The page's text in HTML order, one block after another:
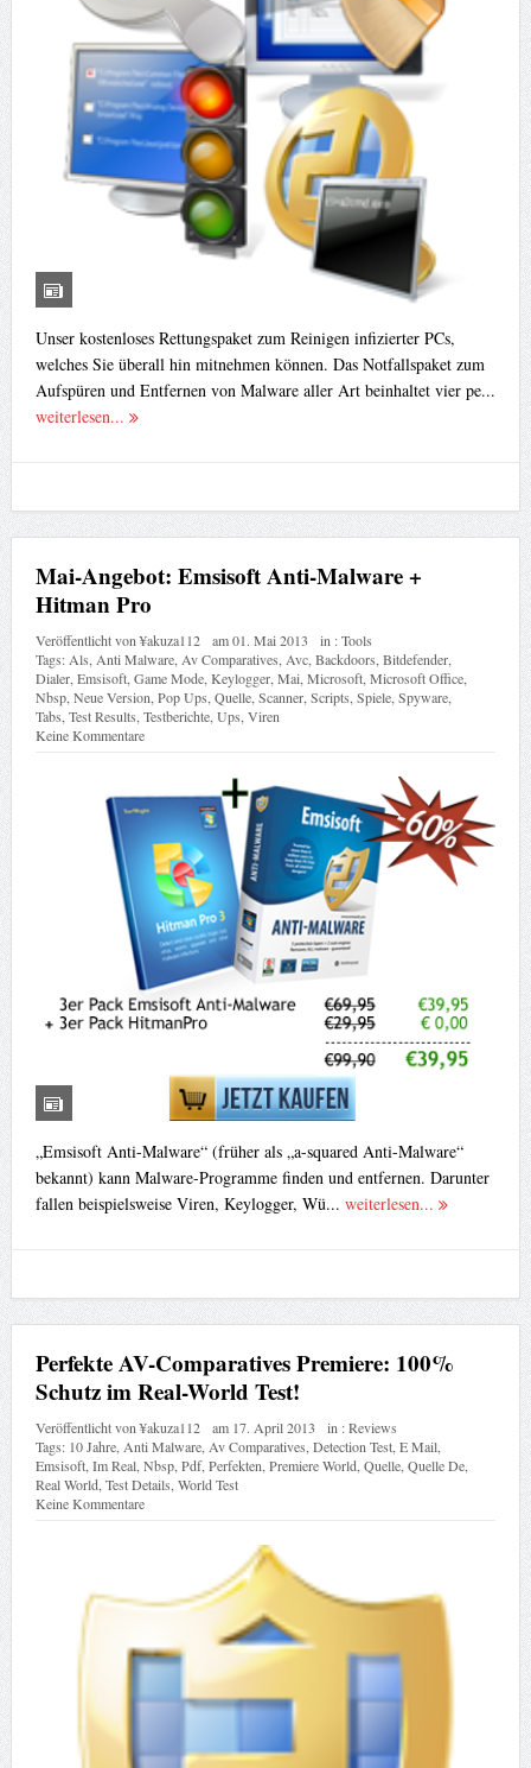
Unser kostenloses Rettungspaket zum Reinigen infizierter PCs,
welches Sie überall hin mitnehmen können. Das Notfallspaket zum
Aufspüren und Entfernen von Malware aller Art beinhaltet vier pe...
weiterlesen...
Mai-Angebot: Emsisoft Anti-Malware +
Hitman Pro
Veröffentlicht von¥akuza112 am01. Mai 2013 in :Tools
Tags: Als Anti Malware, Av Comparatives Avc, Backdoors Bitdefender,
Dialer, Emsisoft, Game Mode, Keylogger, Mai Microsoft, Microsoft Office,
Nbsp, Neue Version Pop Ups Quelle, Scanner, Scripts Spiele, Spyware,
Tabs Test Results Testberichte, Ups Viren
Keine Kommentare
„Emsisoft Anti-Malware“ (früher als „a-squared Anti-Malware“
bekannt) kann Malware-Programme finden und entfernen. Darunter
fallen beispielsweise Viren, Keylogger, Wü... weiterlesen...
Perfekte AV-Comparatives Premiere: 100%
Schutz im Real-World Test!
Veröffentlicht von¥akuza112 am 17. April 2013 in :Reviews
Tags: 10 Jahre, Anti Malware, Av Comparatives Detection Test, E Mail,
Emsisoft, Im Real, Nbsp, Pdf, Perfekten Premiere World, Quelle, Quelle De,
Real World, Test Details World Test
Keine Kommentare